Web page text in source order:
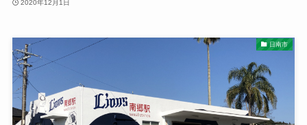
2020年12月1日
日南市